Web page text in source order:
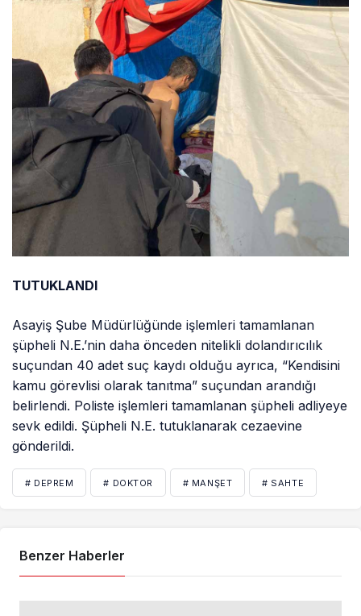
TUTUKLANDI
Asayiş Şube Müdürlüğünde işlemleri tamamlanan
şüpheli N.E.’nin daha önceden nitelikli dolandırıcılık
suçundan 40 adet suç kaydı olduğu ayrıca, “Kendisini
kamu görevlisi olarak tanıtma” suçundan arandığı
belirlendi. Poliste işlemleri tamamlanan şüpheli adliyeye
sevk edildi. Şüpheli N.E. tutuklanarak cezaevine
gönderildi.
# DEPREM # DOKTOR # MANŞET # SAHTE
Benzer Haberler